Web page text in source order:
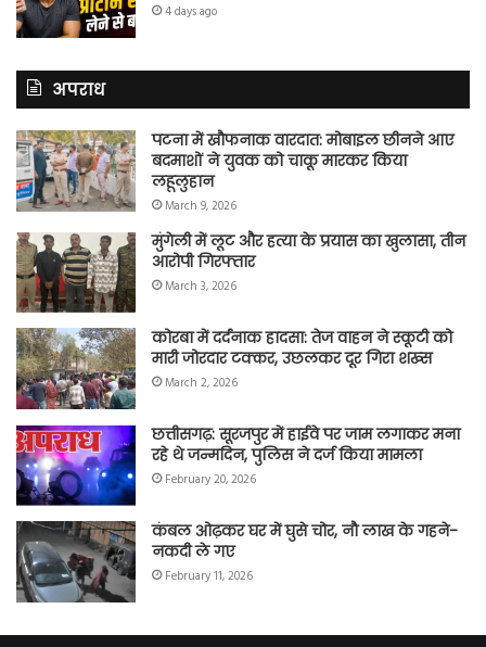
4 days ago
अपराध
पटना में खौफनाक वारदात: मोबाइल छीनने आए
बदमाशों ने युवक को चाकू मारकर किया
लहूलुहान
March 9, 2026
मुंगेली में लूट और हत्या के प्रयास का खुलासा, तीन
आरोपी गिरफ्तार
March 3, 2026
कोरबा में दर्दनाक हादसा: तेज वाहन ने स्कूटी को
मारी जोरदार टक्कर, उछलकर दूर गिरा शख्स
March 2, 2026
छत्तीसगढ़: सूरजपुर में हाईवे पर जाम लगाकर मना
रहे थे जन्मदिन, पुलिस ने दर्ज किया मामला
February 20, 2026
कंबल ओढ़कर घर में घुसे चोर, नौ लाख के गहने-
नकदी ले गए
February 11, 2026